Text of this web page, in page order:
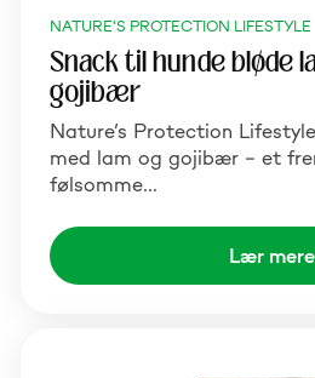
NATURE'S PROTECTION LIFESTYLE
Snack til hunde bløde
gojibær
Nature’s Protection
med lam og gojibær – et
følsomme…
Lær mere